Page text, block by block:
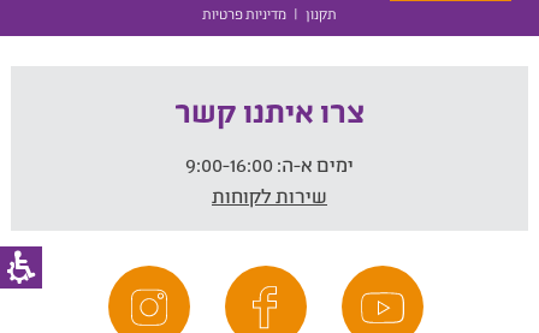
תקנון | מדיניות פרטיות
צרו איתנו קשר
ימים א-ה:
שירות לקוחות